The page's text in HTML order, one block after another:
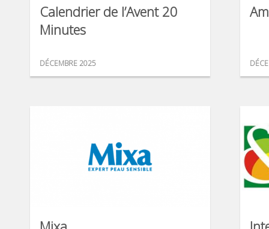
Calendrier de l’Avent 20
Minutes
DÉCEMBRE 2025